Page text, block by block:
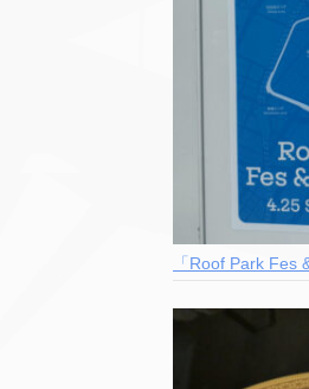
「Roof Park Fes